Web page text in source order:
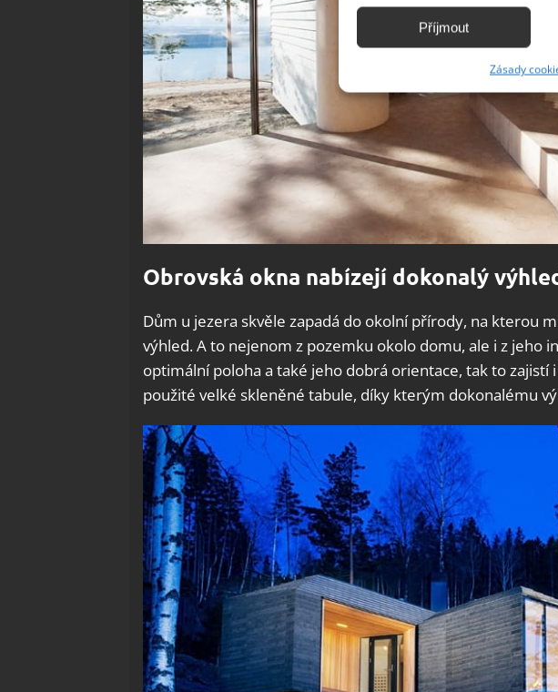
Identifikace zařízení na základě
základě aktivně vyžádaných
Zajištění bezpečnosti,
odstraňování chyb,
Ukládání a sdělování voleb
Příjmout
Zásady
Obrovská okna nabízejí dokonalý
Dům u jezera skvěle zapadá do okolní přírody, na kterou
výhled. A to nejenom z pozemku okolo domu, ale i z jeho
optimální poloha a také jeho dobrá orientace, tak to zajistí
použité velké skleněné tabule, díky kterým dokonalému